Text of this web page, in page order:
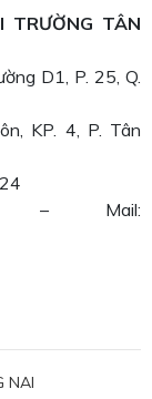
TRƯỜNG TÂN
D1, P. 25, Q.
KP. 4, P. Tân
– Mail:
NAI